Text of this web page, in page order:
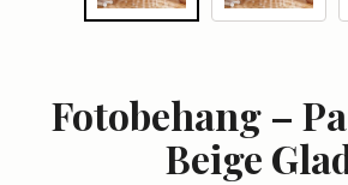
Fotobehang –
Beige